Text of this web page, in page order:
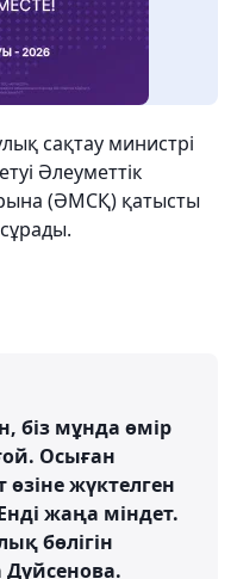
сақтау министрі
Әлеуметтік
(ӘМСҚ) қатысты
біз мұнда өмір
Осыған
жүктелген
жаңа міндет.
бөлігін
Дүйсенова.